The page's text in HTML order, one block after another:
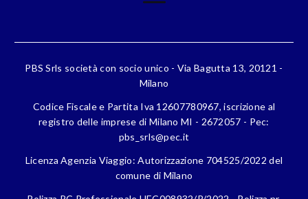
PBS Srls società con socio unico - Via Bagutta 13, 20121 -
Milano
Codice Fiscale e Partita Iva 12607780967, iscrizione al
registro delle imprese di Milano MI - 2672057 - Pec:
pbs_srls@pec.it
Licenza Agenzia Viaggio: Autorizzazione 704525/2022 del
comune di Milano